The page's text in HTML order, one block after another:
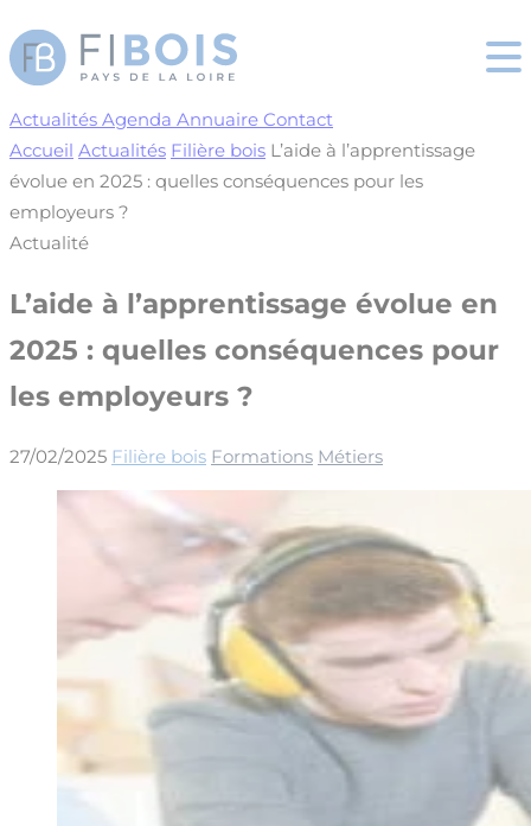
Actualités Agenda Annuaire Contact
Accueil Actualités Filière bois L’aide à l’apprentissage
évolue en 2025 : quelles conséquences pour les
employeurs ?
Actualité
L’aide à l’apprentissage évolue en
2025 : quelles conséquences pour
les employeurs ?
27/02/2025 Filière bois Formations Métiers